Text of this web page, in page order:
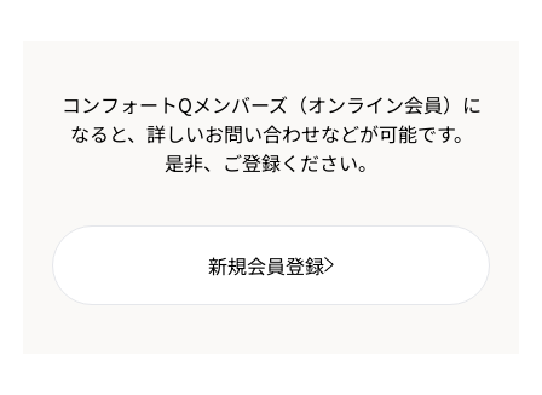
コンフォートQメンバーズ（オンライン会員）に
なると、 詳しいお問い合わせなどが可能です。
是非、ご登録ください。
新規会員登録